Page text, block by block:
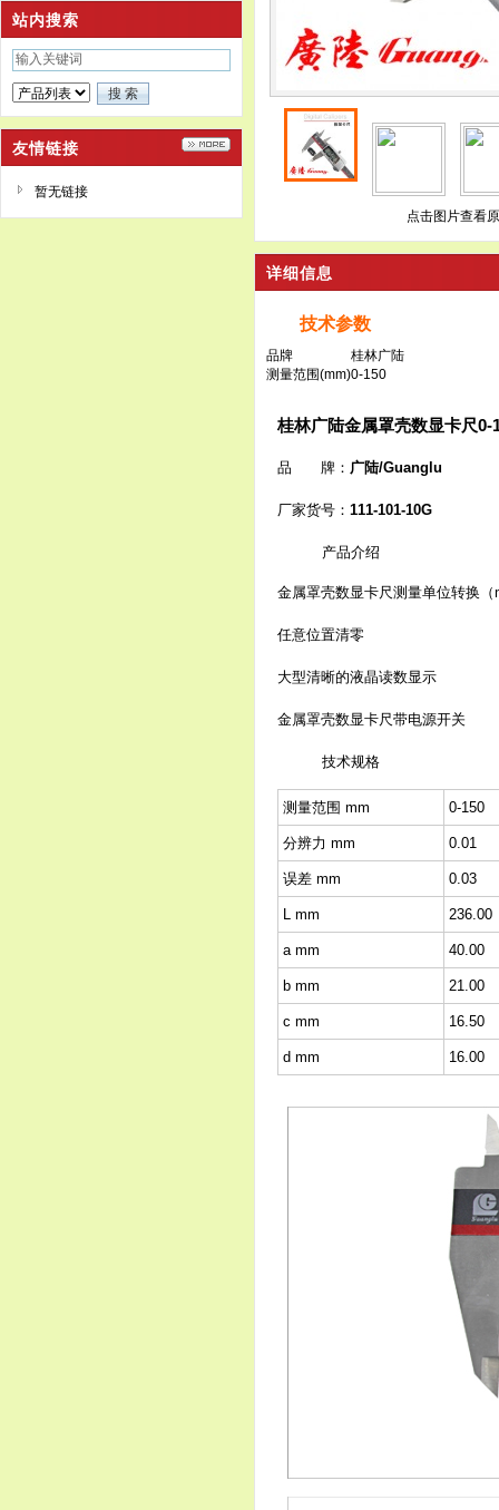
站内搜索
友情链接
暂无链接
点击图片查看
详细信息
技术参数
品牌
桂林广陆
测量范围(mm)0-150
桂林广陆金属罩壳数显卡尺0-
品 牌： 广陆/Guanglu
厂家货号： 111-101-10G
产品介绍
金属罩壳数显卡尺测量单位转换（
任意位置清零
大型清晰的液晶读数显示
金属罩壳数显卡尺带电源开关
技术规格
测量范围 mm 0-150
分辨力 mm 0.01
误差 mm 0.03
L mm 236.00
a mm 40.00
b mm 21.00
c mm 16.50
d mm 16.00